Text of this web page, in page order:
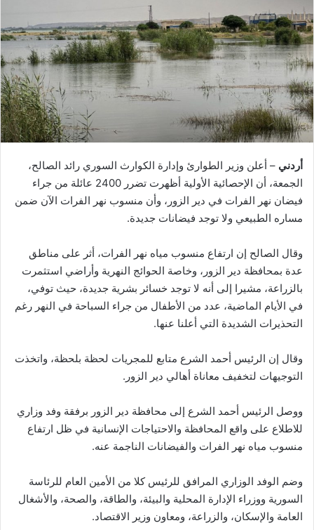
أردني – أعلن وزير الطوارئ وإدارة الكوارث السوري رائد الصالح،
الجمعة، أن الإحصائية ‏الأولية أظهرت تضرر 2400 عائلة من جراء
فيضان نهر الفرات في دير الزور، وأن منسوب نهر الفرات الآن ضمن
مساره الطبيعي ولا توجد ‏فيضانات جديدة.‏
وقال الصالح إن ارتفاع منسوب مياه نهر الفرات، أثر على مناطق
عدة بمحافظة ‏دير الزور، وخاصة الحوائج النهرية وأراضي استثمرت
بالزراعة، مشيرا إلى أنه لا توجد خسائر بشرية جديدة، حيث توفي،
في الأيام ‏الماضية، عدد من الأطفال من جراء السباحة في النهر رغم
التحذيرات ‏الشديدة التي أعلنا عنها.‏
وقال إن الرئيس أحمد الشرع متابع للمجريات لحظة ‌‏بلحظة، واتخذت
التوجيهات لتخفيف معاناة أهالي دير الزور.
ووصل الرئيس أحمد الشرع إلى محافظة دير الزور برفقة وفد وزاري
للاطلاع على واقع المحافظة والاحتياجات الإنسانية في ظل ارتفاع
منسوب مياه نهر الفرات والفيضانات الناجمة عنه.
وضم الوفد الوزاري المرافق للرئيس كلا من الأمين العام للرئاسة
السورية ووزراء الإدارة المحلية والبيئة، والطاقة، والصحة، والأشغال
العامة والإسكان، والزراعة، ومعاون وزير الاقتصاد.